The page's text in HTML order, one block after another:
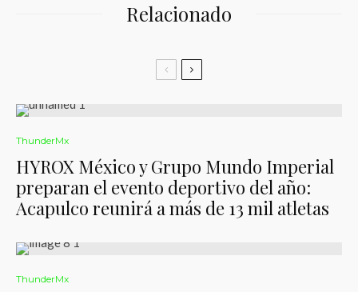
Relacionado
ThunderMx
HYROX México y Grupo Mundo Imperial
preparan el evento deportivo del año:
Acapulco reunirá a más de 13 mil atletas
ThunderMx